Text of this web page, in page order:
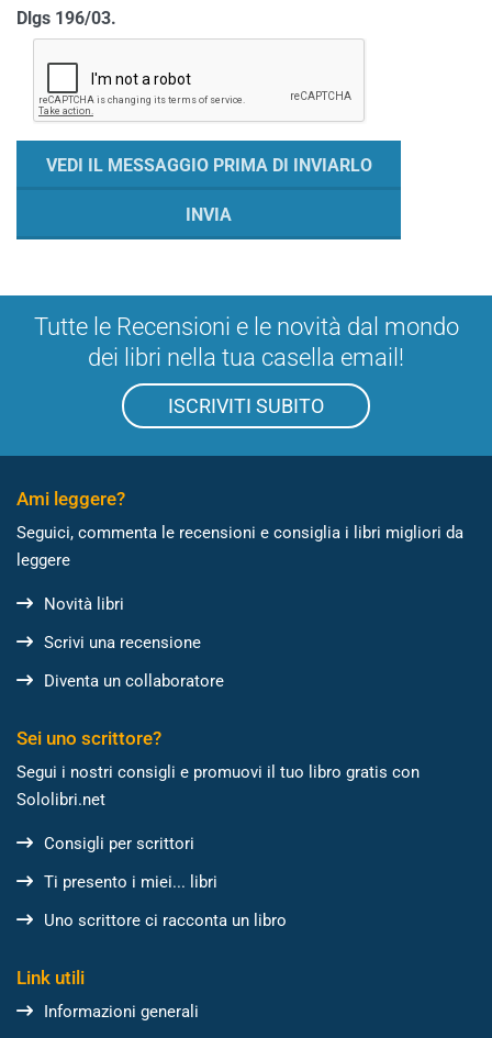
Dlgs 196/03.
Tutte le Recensioni e le novità dal mondo
dei libri nella tua casella email!
ISCRIVITI SUBITO
Ami leggere?
Seguici, commenta le recensioni e consiglia i libri migliori da
leggere
Novità libri
Scrivi una recensione
Diventa un collaboratore
Sei uno scrittore?
Segui i nostri consigli e promuovi il tuo libro gratis con
Sololibri.net
Consigli per scrittori
Ti presento i miei... libri
Uno scrittore ci racconta un libro
Link utili
Informazioni generali